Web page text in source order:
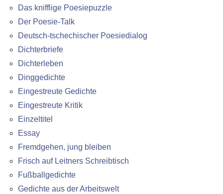
Das knifflige Poesiepuzzle
Der Poesie-Talk
Deutsch-tschechischer Poesiedialog
Dichterbriefe
Dichterleben
Dinggedichte
Eingestreute Gedichte
Eingestreute Kritik
Einzeltitel
Essay
Fremdgehen, jung bleiben
Frisch auf Leitners Schreibtisch
Fußballgedichte
Gedichte aus der Arbeitswelt